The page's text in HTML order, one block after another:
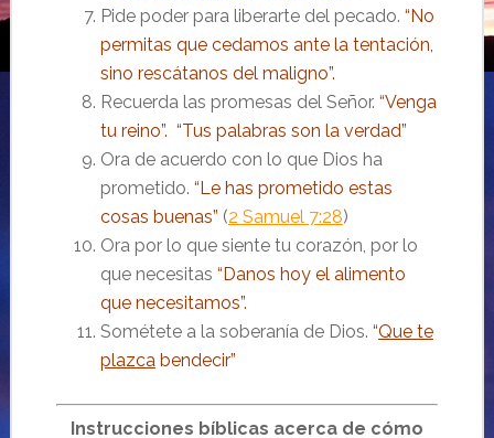
Pide poder para liberarte del pecado. “No
permitas que cedamos ante la tentación,
sino rescátanos del maligno”.
Recuerda las promesas del Señor. “Venga
tu reino”. “Tus palabras son la verdad”
Ora de acuerdo con lo que Dios ha
prometido. “Le has prometido estas
cosas buenas” (2 Samuel 7:28)
Ora por lo que siente tu corazón, por lo
que necesitas “Danos hoy el alimento
que necesitamos”.
Sométete a la soberanía de Dios. “Que te
plazcabendecir”
Instrucciones bíblicas acerca de cómo